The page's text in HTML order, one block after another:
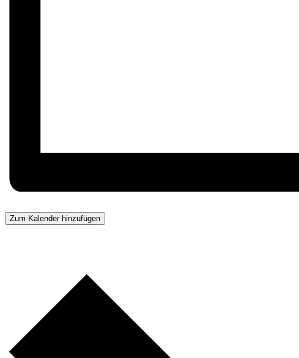
Zum Kalender hinzufügen